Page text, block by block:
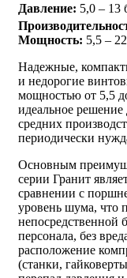
Давление: 5,0 – 13
Мощность: 5,5 –
Надежные,
и недорогие
мощностью от 5,5
идеальное
средних
периодически
Основным
серии Гранит
сравнении с
уровень шума, что
непосредственной
персонала, без
расположение
(станки,